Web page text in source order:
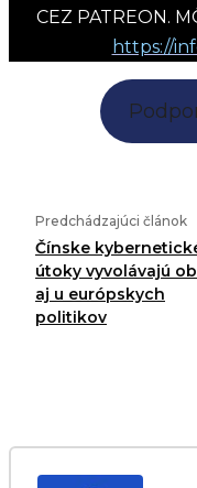
CEZ PATREON.
https://
Predchádzajúci článok
Čínske
útoky vyvolávajú
aj u európskych
politikov